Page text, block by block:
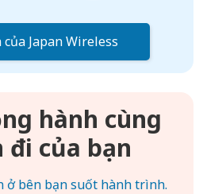
của Japan Wireless
hành cùng
đi của bạn
ở bên bạn suốt hành trình.